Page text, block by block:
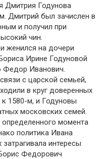
Дмитрия Годунова
Дмитрий был зачислен в
и получил при
чин.
женился на дочери
Ирине Годуновой
Федор Иванович.
с царской семьей,
в круг доверенных
к 1580-м, и Годуновы
московских семей.
момента
политика Ивана
интересы
Федорович